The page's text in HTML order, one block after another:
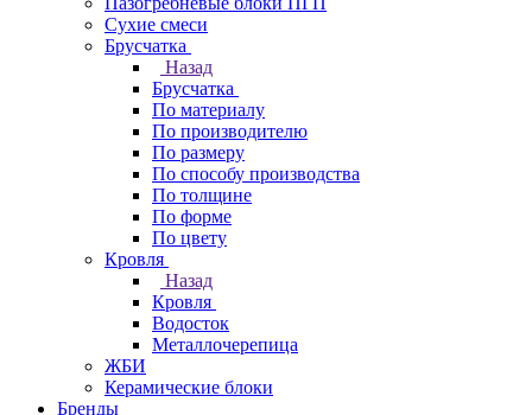
Сухие смеси
Брусчатка
Назад
Брусчатка
По материалу
По производителю
По размеру
По способу производства
По толщине
По форме
По цвету
Кровля
Назад
Кровля
Водосток
Металлочерепица
ЖБИ
Керамические блоки
Бренды